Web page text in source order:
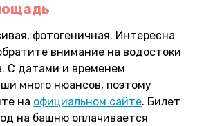
фотогеничная. Интересна
внимание на водостоки
С датами и временем
много нюансов, поэтому
на официальном сайте. Билет
на башню оплачивается